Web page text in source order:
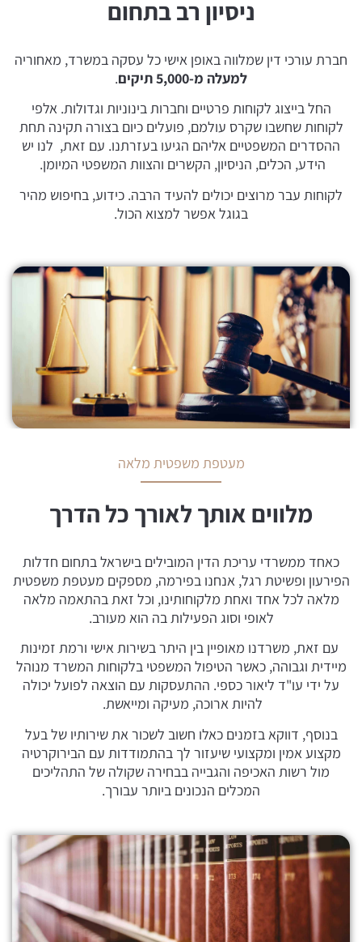
ניסיון רב בתחום
חברת עורכי דין שמלווה באופן אישי כל עסקה במשרד, מאחוריה
למעלה מ-5,000 תיקים
.
החל בייצוג לקוחות פרטיים וחברות בינוניות וגדולות. אלפי
לקוחות שחשבו שקרס עולמם, פועלים כיום בצורה תקינה תחת
ההסדרים המשפטיים אליהם הגיעו בעזרתנו. עם זאת, לנו יש
הידע, הכלים, הניסיון, הקשרים והצוות המשפטי המיומן.
לקוחות עבר מרוצים יכולים להעיד הרבה. כידוע, בחיפוש מהיר
בגוגל אפשר למצוא הכול.
מעטפת משפטית מלאה
מלווים אותך לאורך כל הדרך
כאחד ממשרדי עריכת הדין המובילים בישראל בתחום חדלות
הפירעון ופשיטת רגל, אנחנו בפירמה, מספקים מעטפת משפטית
מלאה לכל אחד ואחת מלקוחותינו, וכל זאת בהתאמה מלאה
לאופי וסוג הפעילות בה הוא מעורב.
עם זאת, משרדנו מאופיין בין היתר בשירות אישי ורמת זמינות
מיידית וגבוהה, כאשר הטיפול המשפטי בלקוחות המשרד מנוהל
על ידי עו"ד ליאור כספי. ההתעסקות עם הוצאה לפועל יכולה
להיות ארוכה, מעיקה ומייאשת.
בנוסף, דווקא בזמנים כאלו חשוב לשכור את שירותיו של בעל
מקצוע אמין ומקצועי שיעזור לך בהתמודדות עם הבירוקרטיה
מול רשות האכיפה והגבייה בבחירה שקולה של התהליכים
המכלים הנכונים ביותר עבורך.